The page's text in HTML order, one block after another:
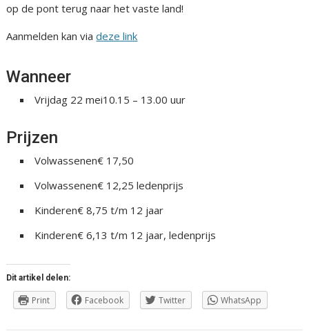
op de pont terug naar het vaste land!
Aanmelden kan viadeze link
Wanneer
Vrijdag 22 mei10.15 – 13.00 uur
Prijzen
Volwassenen€ 17,50
Volwassenen€ 12,25 ledenprijs
Kinderen€ 8,75 t/m 12 jaar
Kinderen€ 6,13 t/m 12 jaar, ledenprijs
Dit artikel delen:
Print Facebook Twitter WhatsApp